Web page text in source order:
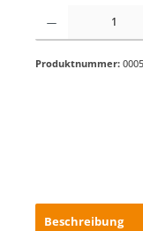
Produkt Anzahl: Gib
Produktnummer:
Beschreibung